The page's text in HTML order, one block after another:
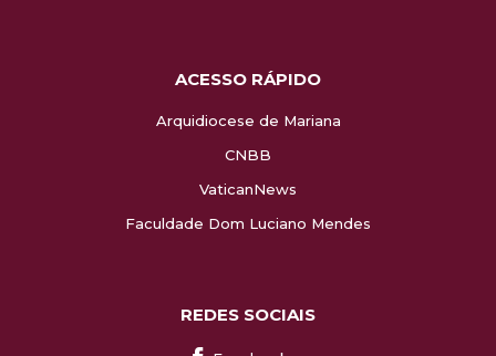
ACESSO RÁPIDO
Arquidiocese de Mariana
CNBB
VaticanNews
Faculdade Dom Luciano Mendes
REDES SOCIAIS